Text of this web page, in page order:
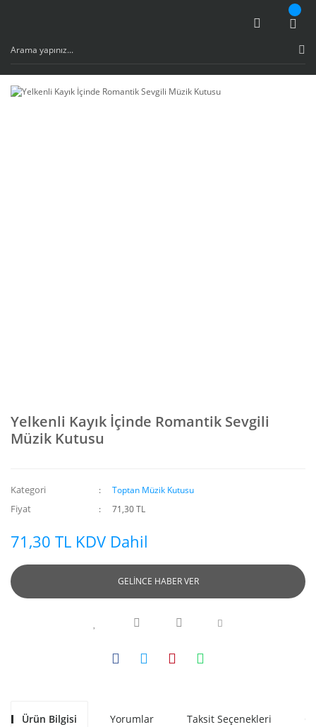
Yelkenli Kayık İçinde Romantik Sevgili
Müzik Kutusu
Kategori Toptan Müzik Kutusu
Fiyat 71,30 TL
71,30 TL KDV Dahil
GELİNCE HABER VER
Ürün Bilgisi Yorumlar Taksit Seçenekleri